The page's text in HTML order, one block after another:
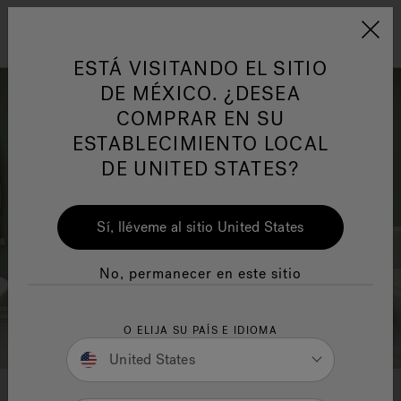
Jacuzzi&reg; Latin
Responsabilidad Social
HIDROMASAJE
ESTÁ VISITANDO EL SITIO
DE MÉXICO. ¿DESEA
COMPRAR EN SU
ESTABLECIMIENTO LOCAL
DE UNITED STATES?
Sí, lléveme al sitio United States
No, permanecer en este sitio
O ELIJA SU PAÍS E IDIOMA
United States